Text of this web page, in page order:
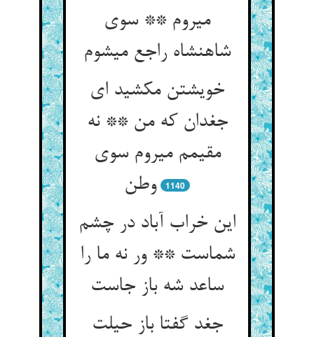
می‏روم ** سوی
شاهنشاه راجع می‏شوم‏
خویشتن مکشید ای
جغدان که من ** نه
مقیمم می‏روم سوی
وطن‏
1140
این خراب آباد در چشم
شماست ** ور نه ما را
ساعد شه باز جاست‏
جغد گفتا باز حیلت